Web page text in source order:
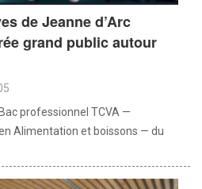
de Jeanne d’Arc
grand public autour
professionnel TCVA —
Alimentation et boissons — du